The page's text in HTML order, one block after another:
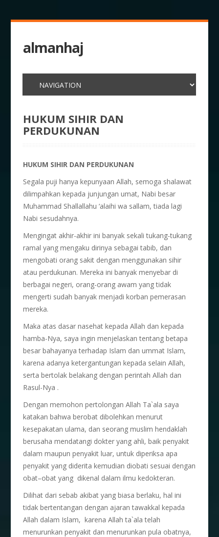
almanhaj
HUKUM SIHIR DAN
PERDUKUNAN
HUKUM SIHIR DAN PERDUKUNAN
Segala puji hanya kepunyaan Allah, semoga shalawat
dilimpahkan kepada junjungan umat, Nabi besar
Muhammad Shallallahu ‘alaihi wa sallam, tiada lagi
Nabi sesudahnya.
Mengingat akhir-akhir ini banyak sekali tukang-tukang
ramal yang mengaku dirinya sebagai tabib, dan
mengobati orang sakit dengan menggunakan sihir
atau perdukunan. Mereka ini banyak menyebar di
berbagai negeri, orang-orang awam yang tidak
mengerti sudah banyak menjadi korban pemerasan
mereka.
Maka atas dasar nasehat kepada Allah dan kepada
hamba-Nya, saya ingin menjelaskan tentang betapa
besar bahayanya terhadap Islam dan ummat Islam,
karena adanya ketergantungan kepada selain Allah,
serta bertolak belakang dengan perintah Allah dan
Rasul-Nya .
Dengan memohon pertolongan Allah Ta`ala saya
katakan bahwa berobat dibolehkan menurut
kesepakatan ulama, dan seorang muslim hendaklah
berusaha mendatangi dokter yang ahli, baik penyakit
dalam maupun penyakit luar, untuk diperiksa apa
penyakit yang diderita kemudian diobati sesuai dengan
obat–obat yang dikenal dalam ilmu kedokteran.
Dilihat dari sebab akibat yang biasa berlaku, hal ini
tidak bertentangan dengan ajaran tawakkal kepada
Allah dalam Islam, karena Allah ta`ala telah
menurunkan penyakit dan menurunkan pula obatnya,